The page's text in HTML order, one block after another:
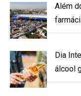
Além
Dia
álcool